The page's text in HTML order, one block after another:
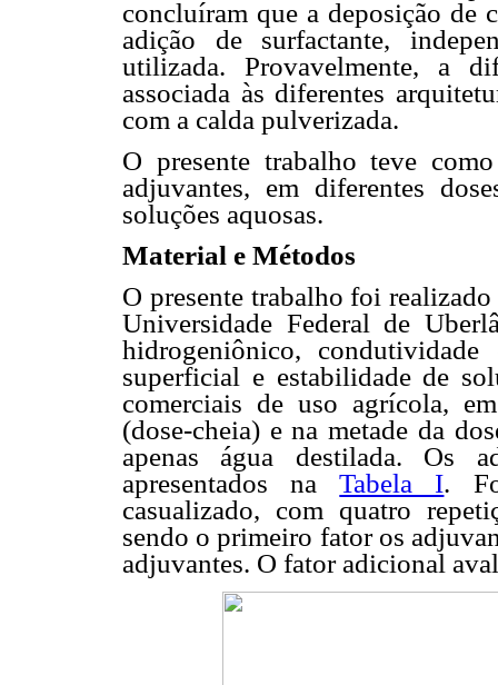
concluíram que a deposição de
adição de surfactante,
utilizada. Provavelmente, a
associada às diferentes
com a calda pulverizada.
O presente trabalho teve
adjuvantes, em diferentes
soluções aquosas.
Material e Métodos
O presente trabalho foi
Universidade Federal de
hidrogeniônico, condutividade
superficial e estabilidade de
comerciais de uso agrícola,
(dose-cheia) e na metade da
apenas água destilada. Os
apresentados naTabela I.
casualizado, com quatro
sendo o primeiro fator os
adjuvantes. O fator adicional